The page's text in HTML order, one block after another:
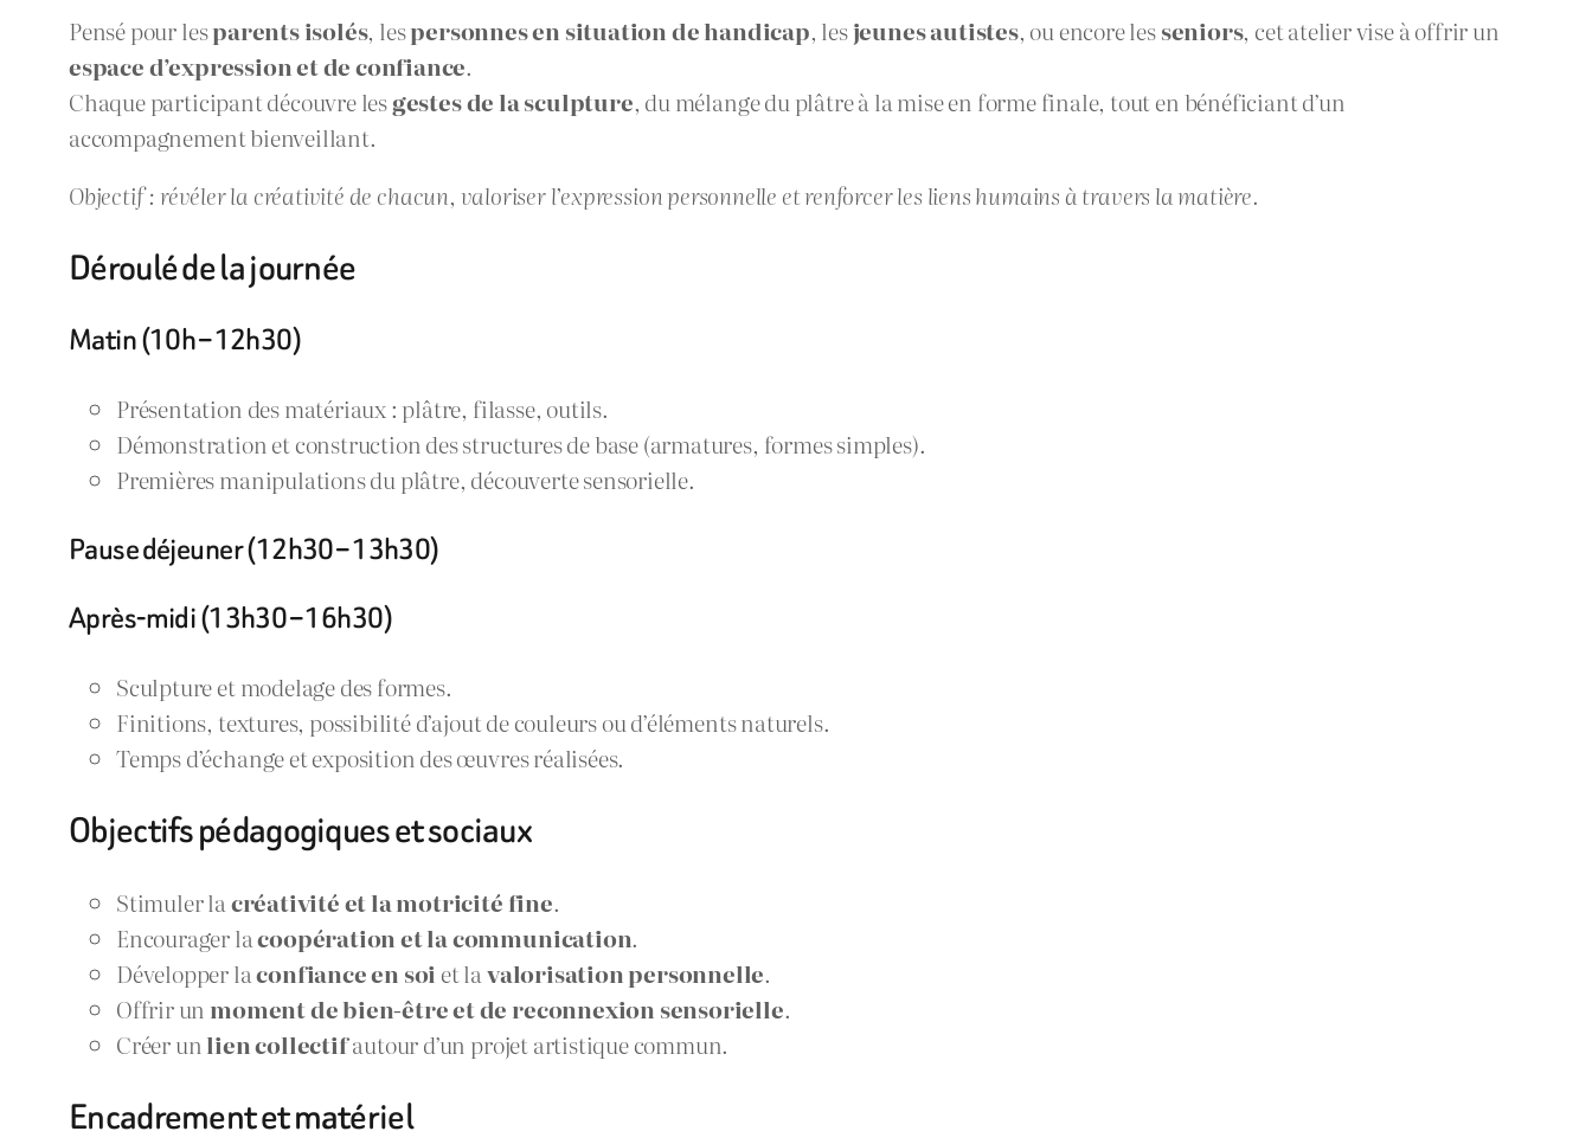
Pensé pour lesparents isolés, lespersonnes en situation de handicap, lesjeunes autistes, ou encore lesseniors, cet atelier vise à offrir un
espace d’expression et de confiance.
Chaque participant découvre lesgestes de la sculpture, du mélange du plâtre à la mise en forme finale, tout en bénéficiant d’un
accompagnement bienveillant.
Objectif : révéler la créativité de chacun, valoriser l’expression personnelle et renforcer les liens humains à travers la matière.
Déroulé de la journée
Matin (10h – 12h30)
Présentation des matériaux : plâtre, filasse, outils.
Démonstration et construction des structures de base (armatures, formes simples).
Premières manipulations du plâtre, découverte sensorielle.
Pause déjeuner (12h30 – 13h30)
Après-midi (13h30 – 16h30)
Sculpture et modelage des formes.
Finitions, textures, possibilité d’ajout de couleurs ou d’éléments naturels.
Temps d’échange et exposition des œuvres réalisées.
Objectifs pédagogiques et sociaux
Stimuler lacréativité et la motricité fine.
Encourager lacoopération et la communication.
Développer laconfiance en soi et lavalorisation personnelle.
Offrir un moment de bien-être et de reconnexion sensorielle.
Créer unlien collectifautour d’un projet artistique commun.
Encadrement et matériel